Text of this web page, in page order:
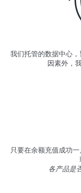
我们托管的数据中心
因素外，
只要在余额充值成功
各产品是